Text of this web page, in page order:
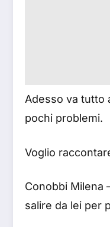
Adesso va tutto
pochi problemi.
Voglio
Conobbi Milena
salire da lei per